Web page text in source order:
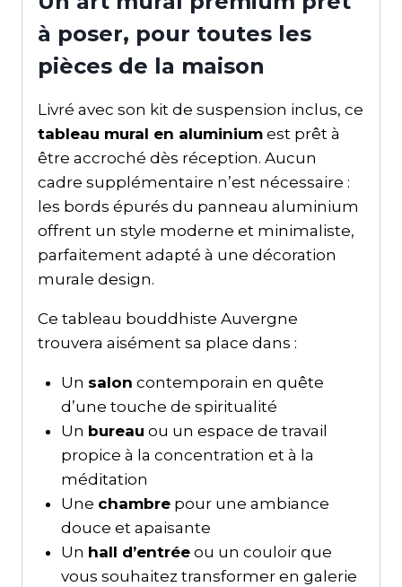
à poser, pour toutes les
pièces de la maison
Livré avec son kit de suspension inclus, ce
tableau mural en aluminium est prêt à
être accroché dès réception. Aucun
cadre supplémentaire n’est nécessaire :
les bords épurés du panneau aluminium
offrent un style moderne et minimaliste,
parfaitement adapté à une décoration
murale design.
Ce tableau bouddhiste Auvergne
trouvera aisément sa place dans :
Un salon contemporain en quête
d’une touche de spiritualité
Un bureau ou un espace de travail
propice à la concentration et à la
méditation
Une chambrepour une ambiance
douce et apaisante
Un hall d’entréeou un couloir que
vous souhaitez transformer en galerie